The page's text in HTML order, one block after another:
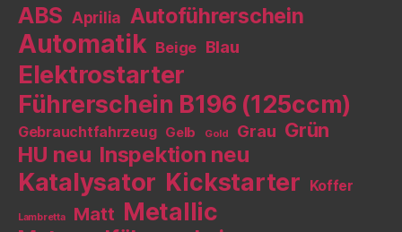
ABS Aprilia Autoführerschein
Automatik Beige Blau
Elektrostarter
Führerschein B196 (125ccm)
Gebrauchtfahrzeug Gelb Gold Grau Grün
HU neu Inspektion neu
Katalysator Kickstarter Koffer
Lambretta Matt Metallic